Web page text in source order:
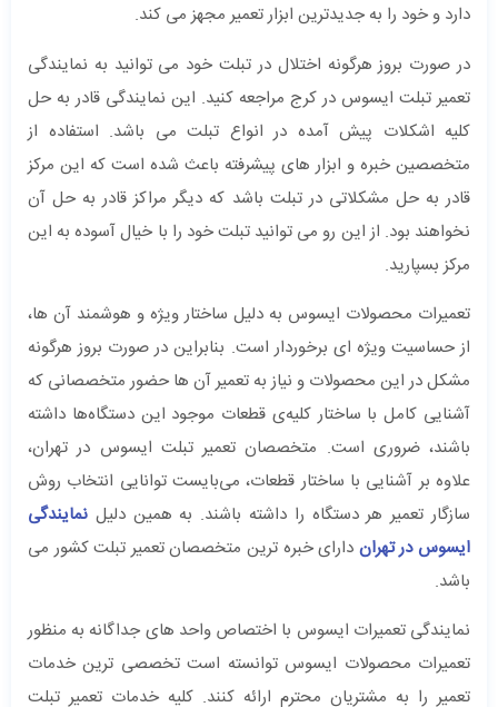
دارد و خود را به جدیدترین ابزار تعمیر مجهز می کند.
در صورت بروز هرگونه اختلال در تبلت خود می توانید به نمایندگی
تعمیر تبلت ایسوس در کرج مراجعه کنید. این نمایندگی قادر به حل
کلیه اشکلات پیش آمده در انواع تبلت می باشد. استفاده از
متخصصین خبره و ابزار های پیشرفته باعث شده است که این مرکز
قادر به حل مشکلاتی در تبلت باشد که دیگر مراکز قادر به حل آن
نخواهند بود. از این رو می توانید تبلت خود را با خیال آسوده به این
مرکز بسپارید.
تعمیرات محصولات ایسوس به دلیل ساختار ویژه و هوشمند آن ها،
از حساسیت ویژه ای برخوردار است. بنابراین در صورت بروز هرگونه
مشکل در این محصولات و نیاز به تعمیر آن ها حضور متخصصانی که
آشنایی کامل با ساختار کلیه‌ی قطعات موجود این دستگاه‌ها داشته
باشند، ضروری است. متخصصان تعمیر تبلت ایسوس در تهران،
علاوه بر آشنایی با ساختار قطعات، می‌بایست توانایی انتخاب روش
سازگار تعمیر هر دستگاه را داشته باشند. به همین دلیل نمایندگی
ایسوس در تهران دارای خبره ترین متخصصان تعمیر تبلت کشور می
باشد.
نمایندگی تعمیرات ایسوس با اختصاص واحد های جداگانه به منظور
تعمیرات محصولات ایسوس توانسته است تخصصی ترین خدمات
تعمیر را به مشتریان محترم ارائه کنند. کلیه خدمات تعمیر تبلت